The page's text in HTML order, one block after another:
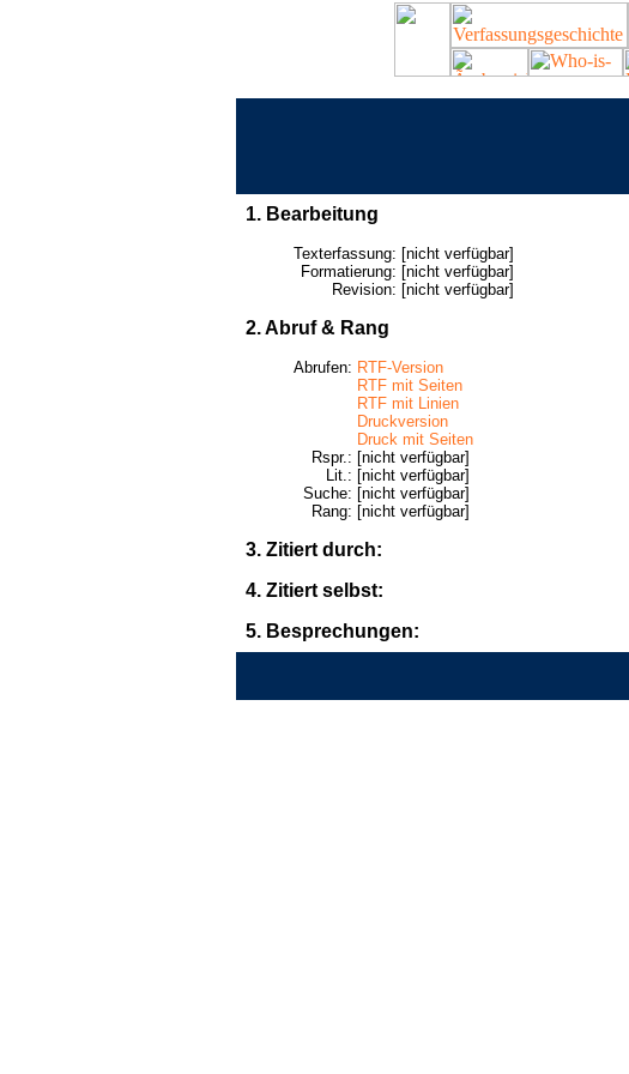
1. Bearbeitung
Texterfassung: [nicht verfügbar]
Formatierung: [nicht verfügbar]
Revision: [nicht verfügbar]
2. Abruf & Rang
Abrufen: RTF-Version
RTF mit Seiten
RTF mit Linien
Druckversion
Druck mit Seiten
Rspr.: [nicht verfügbar]
Lit.: [nicht verfügbar]
Suche: [nicht verfügbar]
Rang: [nicht verfügbar]
3. Zitiert durch:
4. Zitiert selbst:
5. Besprechungen: